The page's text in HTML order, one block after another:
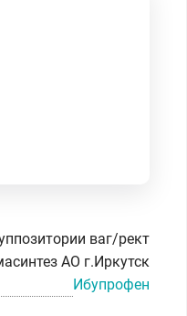
ваг/рект
АО г.Иркутск
Ибупрофен